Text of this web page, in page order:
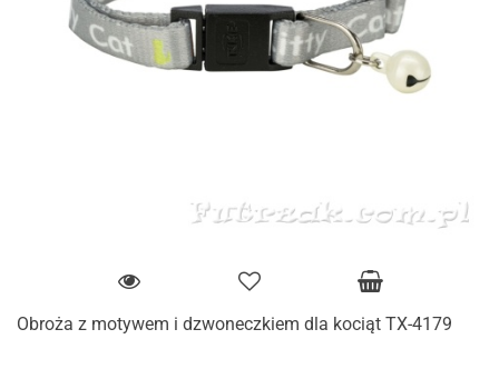
Obroża z motywem i dzwoneczkiem dla kociąt TX-4179